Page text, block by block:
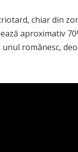
chiar din
aproximativ
românesc,